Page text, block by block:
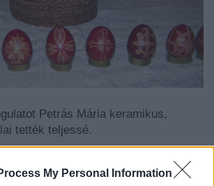
My Personal Information
Petrás Mária keramikus,
tették teljessé.